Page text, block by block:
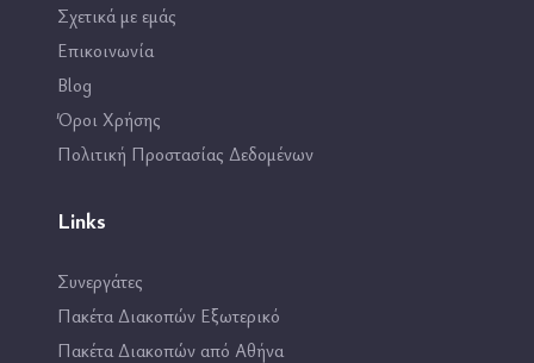
Σχετικά με εμάς
Επικοινωνία
Blog
Όροι Χρήσης
Πολιτική Προστασίας Δεδομένων
Links
Συνεργάτες
Πακέτα Διακοπών Εξωτερικό
Πακέτα Διακοπών από Αθήνα